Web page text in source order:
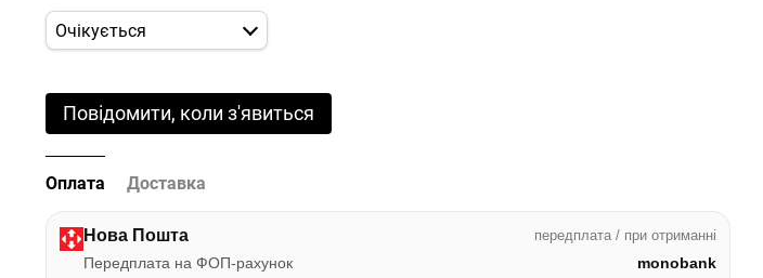
Очікується
Повідомити, коли з'явиться
Оплата Доставка
Нова Пошта передплата / при отриманні
Передплата на ФОП-рахунок
monobank